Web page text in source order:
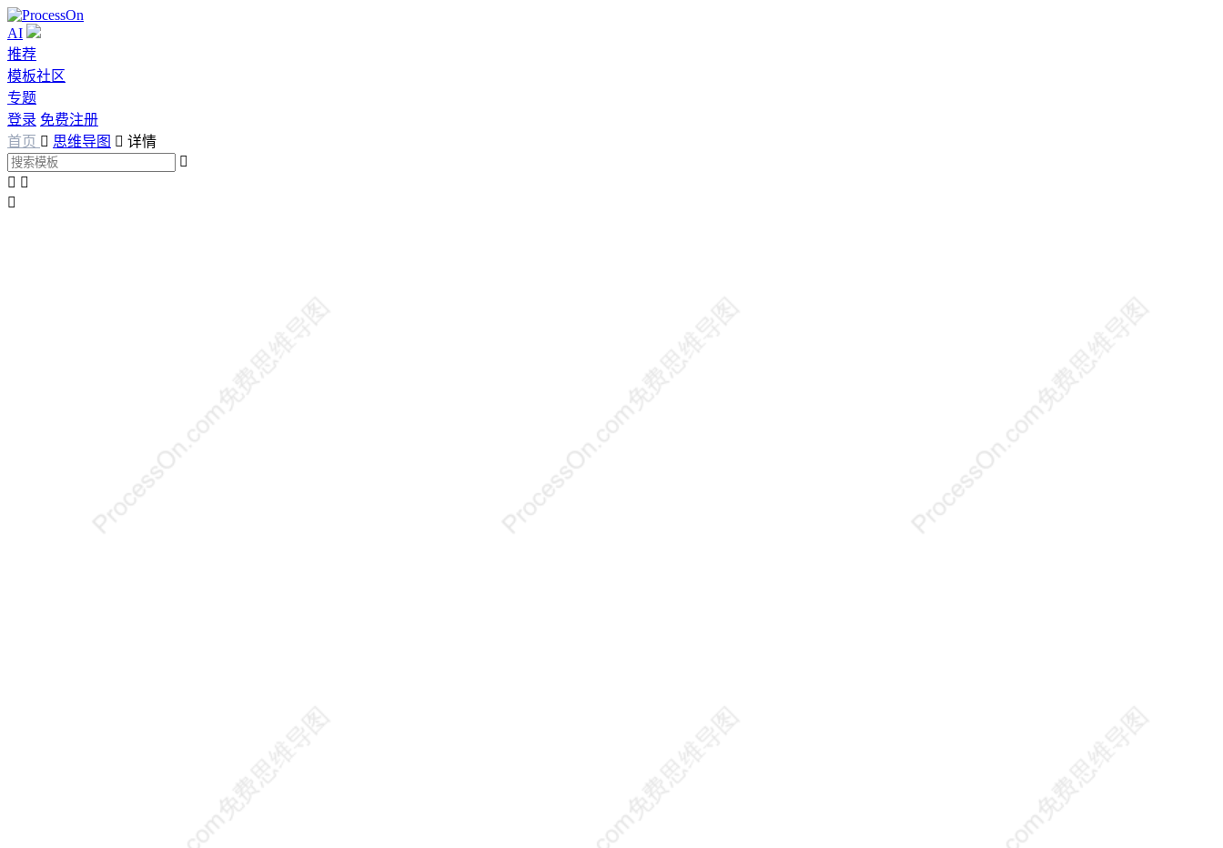
AI
推荐
模板社区
专题
登录 免费注册
首页  思维导图  详情

 
